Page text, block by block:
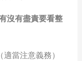
沒有盡責要看整
當注意義務）